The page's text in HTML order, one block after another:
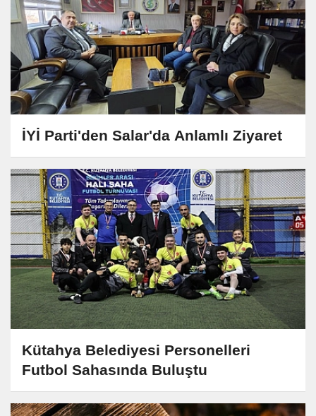
İYİ Parti'den Salar'da Anlamlı Ziyaret
Kütahya Belediyesi Personelleri
Futbol Sahasında Buluştu